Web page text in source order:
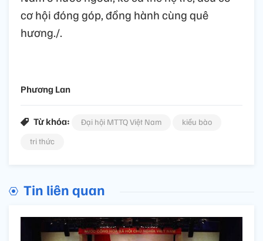
cơ hội đóng góp, đồng hành cùng quê
hương./.
Phương Lan
Từ khóa: Đại hội MTTQ Việt Nam
kiều bào
tri thức
Tin liên quan